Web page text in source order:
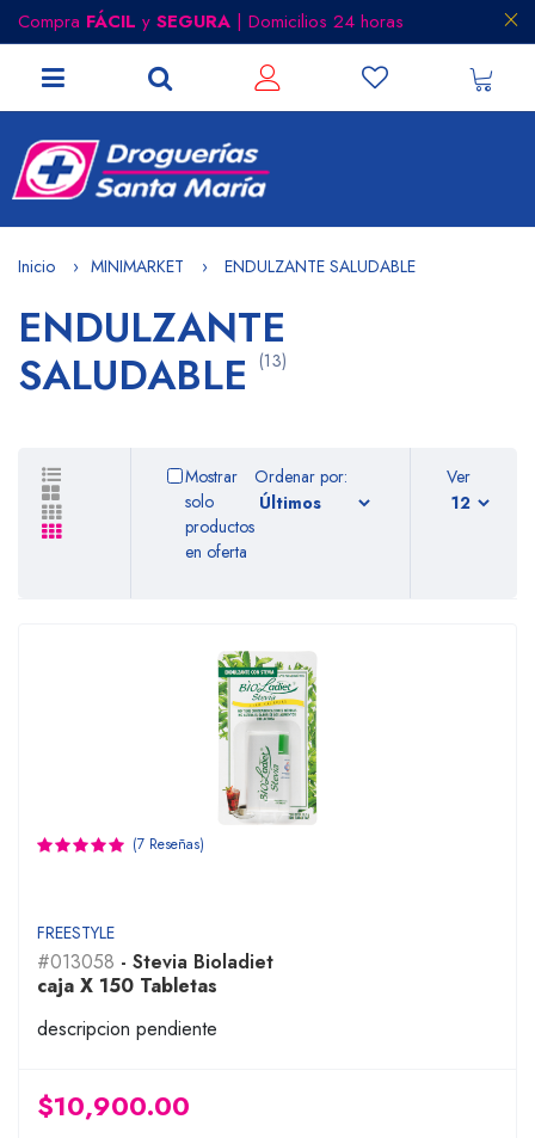
Compra FÁCIL y SEGURA | Domicilios 24 horas
Inicio MINIMARKET ENDULZANTE SALUDABLE
ENDULZANTE
SALUDABLE (13)
Mostrar
solo
productos
en oferta
Ordenar por: Ver
(7 Reseñas)
FREESTYLE
#013058 - Stevia Bioladiet
caja X 150 Tabletas
descripcion pendiente
$10,900.00